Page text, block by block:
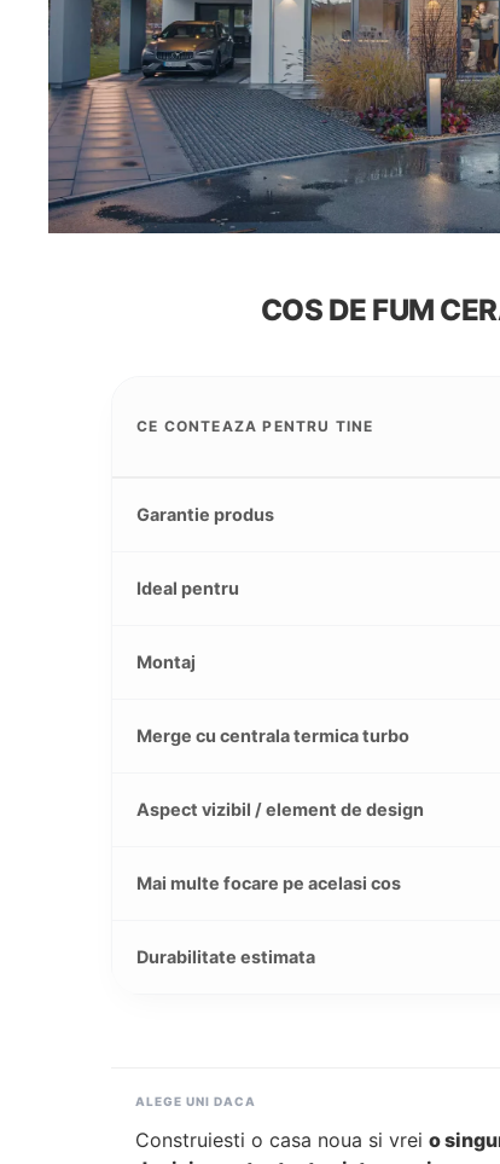
COS DE FUM
CE CONTEAZA PENTRU TINE
Garantie produs
Ideal pentru
Montaj
Merge cu centrala termica turbo
Aspect vizibil / element de design
Mai multe focare pe acelasi cos
Durabilitate estimata
ALEGE UNI DACA
Construiesti o casa noua si vrei o